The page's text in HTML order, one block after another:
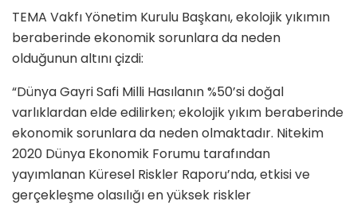
TEMA Vakfı Yönetim Kurulu Başkanı, ekolojik yıkımın
beraberinde ekonomik sorunlara da neden
olduğunun altını çizdi:
“Dünya Gayri Safi Milli Hasılanın %50’si doğal
varlıklardan elde edilirken; ekolojik yıkım beraberinde
ekonomik sorunlara da neden olmaktadır. Nitekim
2020 Dünya Ekonomik Forumu tarafından
yayımlanan Küresel Riskler Raporu’nda, etkisi ve
gerçekleşme olasılığı en yüksek riskler